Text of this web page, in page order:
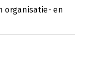
organisatie- en